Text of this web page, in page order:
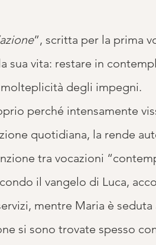
”, scritta per la prima
sua vita: restare in
degli impegni.
perché intensamente
quotidiana, la rende
tra vocazioni
il vangelo di Luca,
mentre Maria è
si sono trovate spesso